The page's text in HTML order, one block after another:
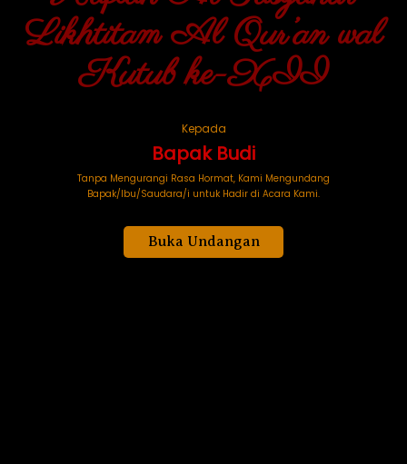
Likhtitam Al Qur’an wal
Kutub ke-XII
Kepada
Bapak Budi
Tanpa Mengurangi Rasa Hormat, Kami Mengundang
Bapak/Ibu/Saudara/i untuk Hadir di Acara Kami.
Buka Undangan
Likhtitam Al Qur’an wal
Kutub ke-XII
HOUR MINUTE